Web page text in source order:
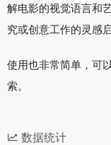
解电影的视觉语言和
究或创意工作的灵感启
使用也非常简单，可
索。
数据统计